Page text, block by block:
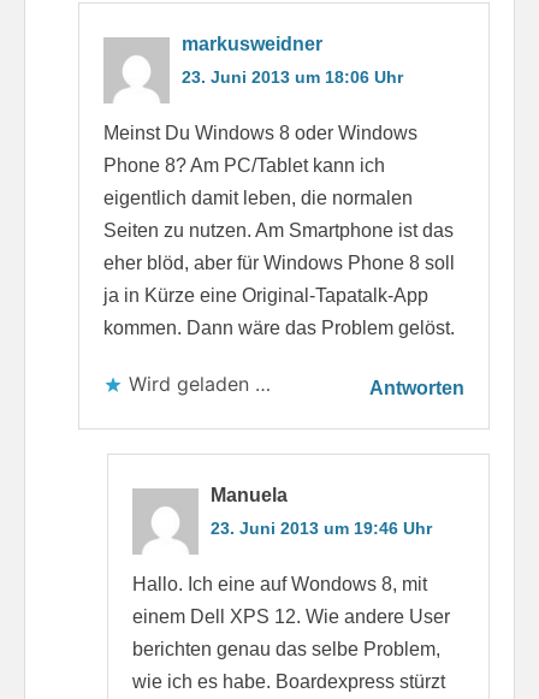
markusweidner
23. Juni 2013 um 18:06 Uhr
Meinst Du Windows 8 oder Windows
Phone 8? Am PC/Tablet kann ich
eigentlich damit leben, die normalen
Seiten zu nutzen. Am Smartphone ist das
eher blöd, aber für Windows Phone 8 soll
ja in Kürze eine Original-Tapatalk-App
kommen. Dann wäre das Problem gelöst.
Wird geladen … Antworten
Manuela
23. Juni 2013 um 19:46 Uhr
Hallo. Ich eine auf Wondows 8, mit
einem Dell XPS 12. Wie andere User
berichten genau das selbe Problem,
wie ich es habe. Boardexpress stürzt